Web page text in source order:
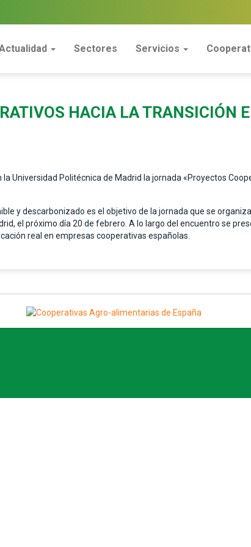
Sectores Servicios
HACIA LA TRANSICIÓN
Universidad Politécnica de Madrid la jornada «Proyectos
y descarbonizado es el objetivo de la jornada que se
el próximo día 20 de febrero. A lo largo del encuentro se
real en empresas cooperativas españolas.